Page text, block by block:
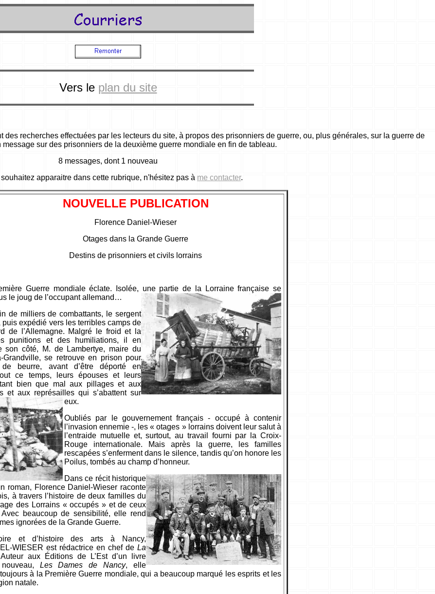
Vers le plan du site
recherches effectuées par les lecteurs du site, à propos des prisonniers de guerre, ou, plus générales, sur la guerre de
message sur des prisonniers de la deuxième guerre mondiale en fin de tableau.
8 messages, dont 1 nouveau
apparaitre dans cette rubrique, n'hésitez pas à me contacter.
NOUVELLE PUBLICATION
Florence Daniel-Wieser
Otages dans la Grande Guerre
Destins de prisonniers et civils lorrains
Guerre mondiale éclate. Isolée, une partie de la Lorraine française se
le joug de l’occupant allemand…
de milliers de combattants, le sergent
puis expédié vers les terribles camps de
de l’Allemagne. Malgré le froid et la
punitions et des humiliations, il en
son côté, M. de Lambertye, maire du
Grandville, se retrouve en prison pour
beurre, avant d’être déporté en
ce temps, leurs épouses et leurs
bien que mal aux pillages et aux
et aux représailles qui s’abattent sur
eux.
Oubliés par le gouvernement français - occupé à contenir
l’invasion ennemie -, les « otages » lorrains doivent leur salut à
l’entraide mutuelle et, surtout, au travail fourni par la Croix-
Rouge internationale. Mais après la guerre, les familles
rescapées s’enferment dans le silence, tandis qu’on honore les
Poilus, tombés au champ d’honneur.
Dans ce récit historique
roman, Florence Daniel-Wieser raconte
à travers l’histoire de deux familles du
des Lorrains « occupés » et de ceux
beaucoup de sensibilité, elle rend
ignorées de la Grande Guerre.
et d’histoire des arts à Nancy,
WIESER est rédactrice en chef de La
aux Éditions de L’Est d’un livre
Les Dames de Nancy, elle
à la Première Guerre mondiale, qui a beaucoup marqué les esprits et les
natale.